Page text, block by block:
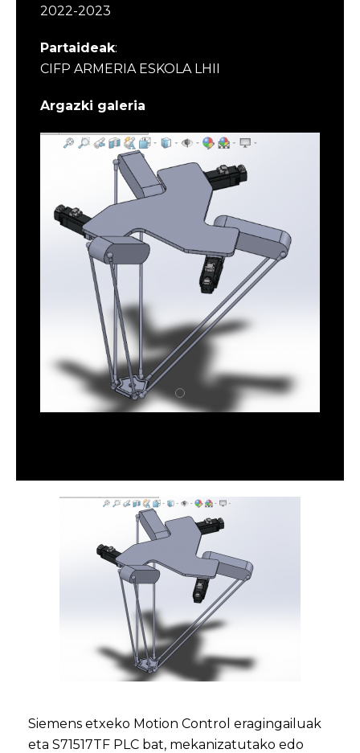
2022-2023
Partaideak:
CIFP ARMERIA ESKOLA LHII
Argazki galeria
Siemens etxeko Motion Control eragingailuak
eta S71517TF PLC bat, mekanizatutako edo